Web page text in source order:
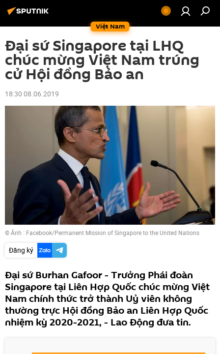
Việt Nam
Đại sứ Singapore tại LHQ
chúc mừng Việt Nam trúng
cử Hội đồng Bảo an
18:30 08.06.2019
© Ảnh : Facebook/Permanent Mission of Singapore to the United Nations
Đăng ký
Đại sứ Burhan Gafoor - Trưởng Phái đoàn
Singapore tại Liên Hợp Quốc chúc mừng Việt
Nam chính thức trở thành Uỷ viên không
thường trực Hội đồng Bảo an Liên Hợp Quốc
nhiệm kỳ 2020-2021, - Lao Động đưa tin.